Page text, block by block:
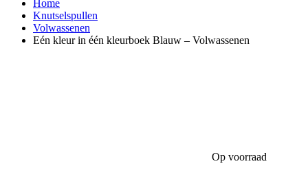
Home
Knutselspullen
Volwassenen
Eén kleur in één kleurboek Blauw – Volwassenen
Op voorraad